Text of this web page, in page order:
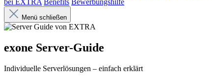
bei EXTRA Benefits Bewerbungshilfe
Menü schließen
exone Server-Guide
Individuelle Serverlösungen – einfach erklärt